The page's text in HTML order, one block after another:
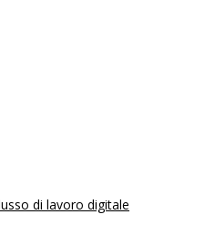
di lavoro digitale